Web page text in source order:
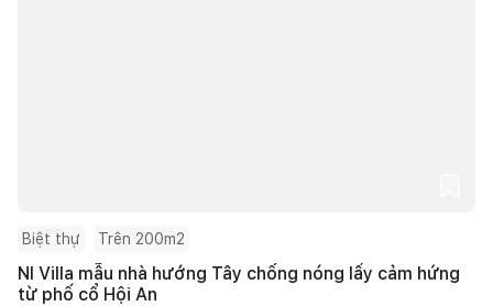
Biệt thự Trên 200m2
NI Villa mẫu nhà hướng Tây chống nóng lấy cảm hứng
từ phố cổ Hội An